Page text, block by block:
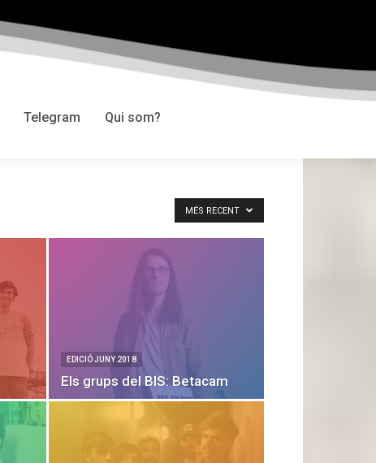
Telegram Qui som?
MÉS RECENT
EDICIÓ JUNY 2018
Els grups del BIS: Betacam